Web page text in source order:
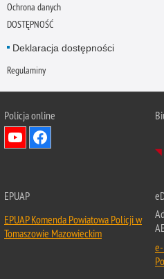
Ochrona danych
DOSTĘPNOŚĆ
Deklaracja dostępności
Regulaminy
Policja online
EPUAP
EPUAP Komenda Powiatowa Policji w
Tomaszowie Mazowieckim